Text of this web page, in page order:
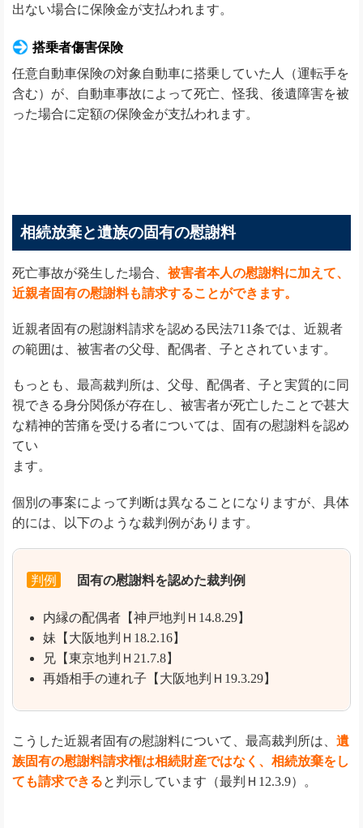
出ない場合に保険金が支払われます。
搭乗者傷害保険
任意自動車保険の対象自動車に搭乗していた人（運転手を
含む）が、自動車事故によって死亡、怪我、後遺障害を被
った場合に定額の保険金が支払われます。
相続放棄と遺族の固有の慰謝料
死亡事故が発生した場合、 被害者本人の慰謝料に加えて、
近親者固有の慰謝料も請求することができます。
近親者固有の慰謝料請求を認める民法711条では、近親者
の範囲は、被害者の父母、配偶者、子とされています。
もっとも、最高裁判所は、父母、配偶者、子と実質的に同
視できる身分関係が存在し、被害者が死亡したことで甚大
な精神的苦痛を受ける者については、固有の慰謝料を認め
てい
ます。
個別の事案によって判断は異なることになりますが、具体
的には、以下のような裁判例があります。
判例 固有の慰謝料を認めた裁判例
内縁の配偶者【神戸地判Ｈ14.8.29】
妹【大阪地判Ｈ18.2.16】
兄【東京地判Ｈ21.7.8】
再婚相手の連れ子【大阪地判Ｈ19.3.29】
こうした近親者固有の慰謝料について、最高裁判所は、 遺
族固有の慰謝料請求権は相続財産ではなく、相続放棄をし
ても請求できると判示しています（最判Ｈ12.3.9）。